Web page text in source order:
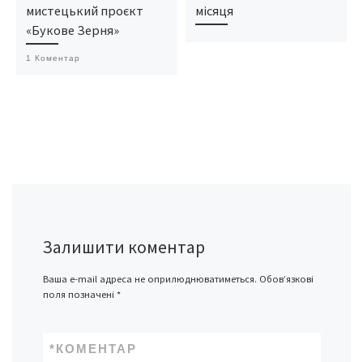
мистецький проєкт
«Букове Зерня»
1 Коментар
місяця
Залишити коментар
Ваша e-mail адреса не оприлюднюватиметься. Обов’язкові
поля позначені *
КОМЕНТАР
*